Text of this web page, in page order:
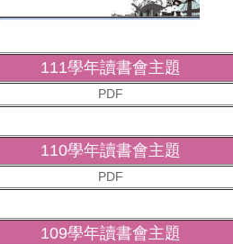
111學年讀書會主題
PDF
110學年讀書會主題
PDF
109學年讀書會主題